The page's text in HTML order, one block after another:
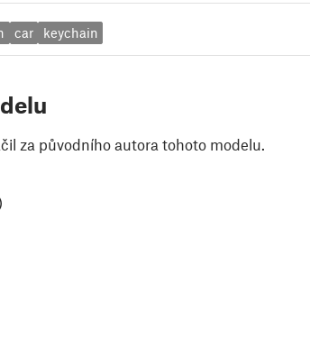
car keychain
za původního autora tohoto modelu.